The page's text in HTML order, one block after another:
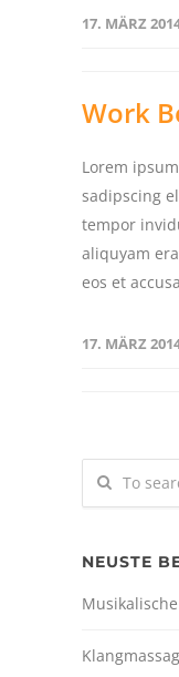
17. MÄRZ
Work
Lorem
sadipscing
tempor
aliquyam
eos et
17. MÄRZ
NEUSTE